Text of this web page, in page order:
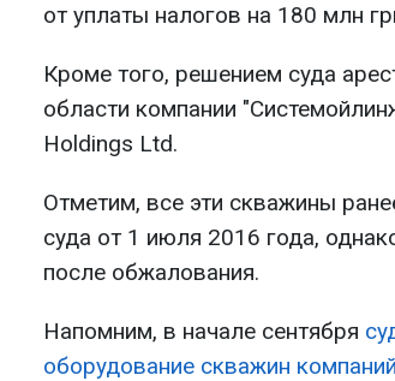
от уплаты налогов на 180 млн
Кроме того, решением суда
области компании
Holdings Ltd.
Отметим, все эти скважины
суда от 1 июля 2016 года,
после обжалования.
Напомним, в начале сентября
оборудование скважин